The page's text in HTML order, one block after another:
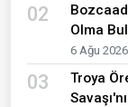
02
Olma
6 Ağu
03
Troya